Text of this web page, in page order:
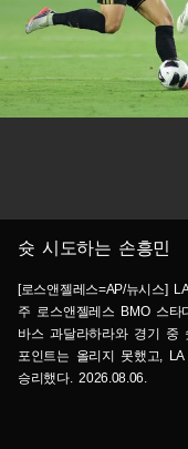
슛 시도하는 손흥민
[로스앤젤레스=AP/뉴시스]
주 로스앤젤레스 BMO 스
바스 과달라하라와 경기 중
포인트는 올리지 못했고,
승리했다. 2026.08.06.